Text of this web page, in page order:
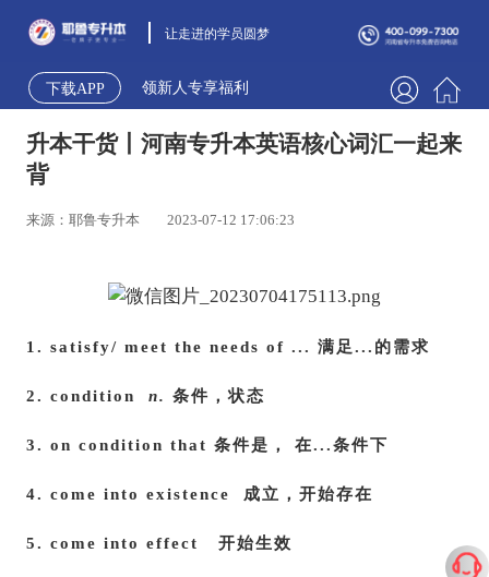
让走进的学员圆梦
下载APP 领新人专享福利
升本干货丨河南专升本英语核心词汇一起来
背
来源：耶鲁专升本 2023-07-12 17:06:23
1. satisfy/ meet the needs of ... 满足...的需求
2. condition n. 条件，状态
3. on condition that 条件是， 在...条件下
4. come into existence 成立，开始存在
5. come into effect 开始生效